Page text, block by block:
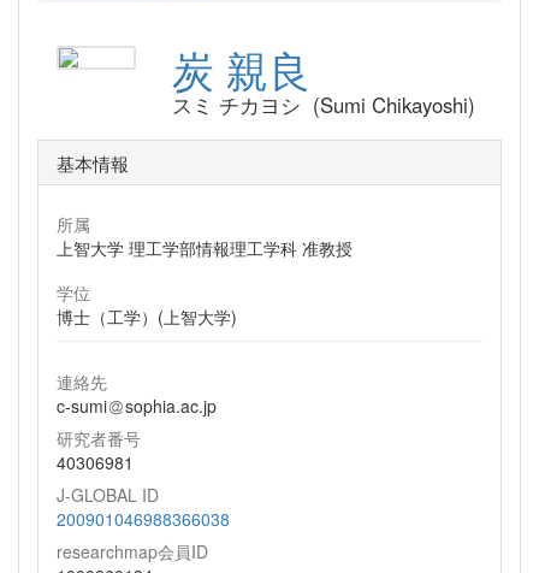
炭 親良
スミ チカヨシ (Sumi Chikayoshi)
基本情報
所属
上智大学 理工学部情報理工学科 准教授
学位
博士（工学）(上智大学)
連絡先
c-sumi
sophia.ac.jp
研究者番号
40306981
J-GLOBAL ID
200901046988366038
researchmap会員ID